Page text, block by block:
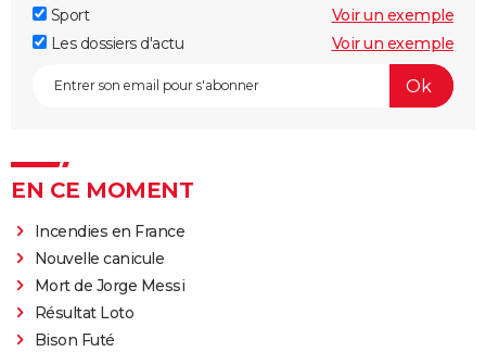
Sport
Voir un exemple
Les dossiers d'actu
Voir un exemple
EN CE MOMENT
Incendies en France
Nouvelle canicule
Mort de Jorge Messi
Résultat Loto
Bison Futé